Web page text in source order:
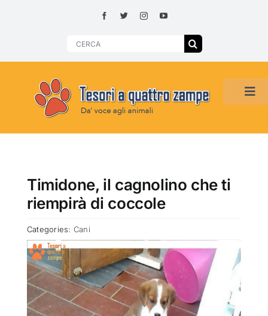
Search
HOME
SMARRITI O DA ADOTTARE
ADOTTATI O RITROVATI
ATTUALITÀ
Timidone, il cagnolino che ti
riempirà di coccole
Categories: Cani